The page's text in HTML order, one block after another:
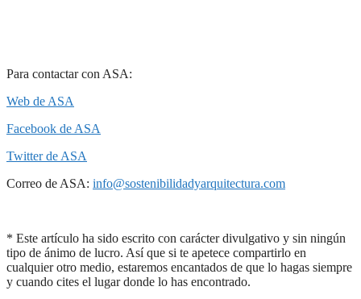
Para contactar con ASA:
Web de ASA
Facebook de ASA
Twitter de ASA
Correo de ASA: info@sostenibilidadyarquitectura.com
* Este artículo ha sido escrito con carácter divulgativo y sin ningún
tipo de ánimo de lucro. Así que si te apetece compartirlo en
cualquier otro medio, estaremos encantados de que lo hagas siempre
y cuando cites el lugar donde lo has encontrado.